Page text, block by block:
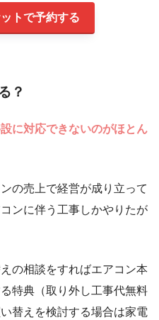
トで予約する
？
に対応できないのがほとん
の売上で経営が成り立って
ンに伴う工事しかやりたが
の相談をすればエアコン本
特典（取り外し工事代無料
替えを検討する場合は家電